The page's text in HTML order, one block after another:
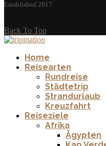
Established 2017
Back To Top
Home
Reisearten
Rundreise
Städtetrip
Strandurlaub
Kreuzfahrt
Reiseziele
Afrika
Ägypten